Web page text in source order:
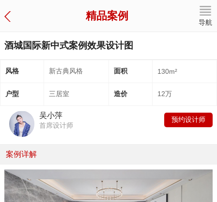
精品案例
导航
酒城国际新中式案例效果设计图
风格 新古典风格 面积 130m²
户型 三居室 造价 12万
吴小萍
首席设计师
预约设计师
案例详解